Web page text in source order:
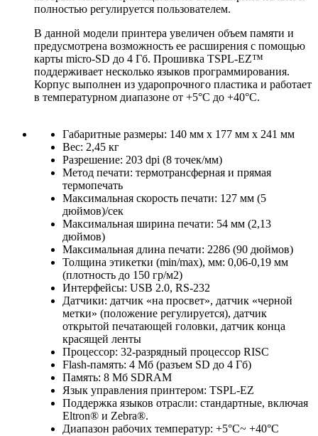
полностью регулируется пользователем.
В данной модели принтера увеличен объем памяти и
предусмотрена возможность ее расширения с помощью
карты micro-SD до 4 Гб. Прошивка TSPL-EZ™
поддерживает несколько языков программирования.
Корпус выполнен из ударопрочного пластика и работает
в температурном диапазоне от +5°С до +40°С.
Габаритные размеры: 140 мм х 177 мм х 241 мм
Вес: 2,45 кг
Разрешение: 203 dpi (8 точек/мм)
Метод печати: термотрансферная и прямая
термопечать
Максимальная скорость печати: 127 мм (5
дюймов)/сек
Максимальная ширина печати: 54 мм (2,13
дюймов)
Максимальная длина печати: 2286 (90 дюймов)
Толщина этикетки (min/max), мм: 0,06-0,19 мм
(плотность до 150 гр/м2)
Интерфейсы: USB 2.0, RS-232
Датчики: датчик «на просвет», датчик «черной
метки» (положение регулируется), датчик
открытой печатающей головки, датчик конца
красящей ленты
Процессор: 32-разрядный процессор RISC
Flash-память: 4 Мб (разъем SD до 4 Гб)
Память: 8 Мб SDRAM
Язык управления принтером: TSPL-EZ
Поддержка языков отрасли: стандартные, включая
Eltron® и Zebra®.
Диапазон рабочих температур: +5°С~ +40°С